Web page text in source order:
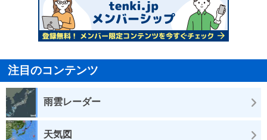
注目のコンテンツ
雨雲レーダー
天気図